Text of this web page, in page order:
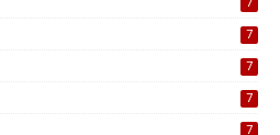
7
7
7
7